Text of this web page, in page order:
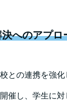
決へのアプロ
との連携を強
催し、学生に